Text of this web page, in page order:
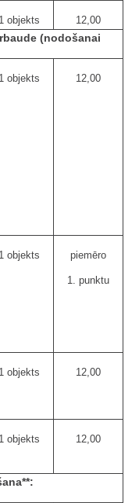
1 objekts 12,00
(nodošanai
1 objekts 12,00
1 objekts piemēro
1. punktu
1 objekts 12,00
1 objekts 12,00